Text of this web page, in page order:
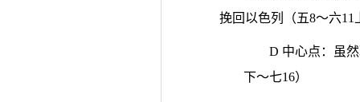
挽回以色列（五8～六11
D 中心点：虽
下～七16）